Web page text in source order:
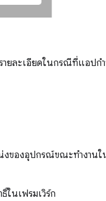
ายละเอียดในกรณีที่แอปก
งของอุปกรณ์ขณะทำงาน
นเฟรมเวิร์ก